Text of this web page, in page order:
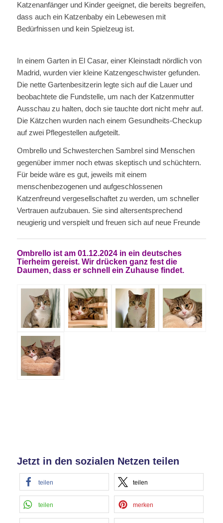
Katzenanfänger und Kinder geeignet, die bereits begreifen,
dass auch ein Katzenbaby ein Lebewesen mit
Bedürfnissen und kein Spielzeug ist.
In einem Garten in El Casar, einer Kleinstadt nördlich von
Madrid, wurden vier kleine Katzengeschwister gefunden.
Die nette Gartenbesitzerin legte sich auf die Lauer und
beobachtete die Fundstelle, um nach der Katzenmutter
Ausschau zu halten, doch sie tauchte dort nicht mehr auf.
Die Kätzchen wurden nach einem Gesundheits-Checkup
auf zwei Pflegestellen aufgeteilt.
Ombrello und Schwesterchen Sambrel sind Menschen
gegenüber immer noch etwas skeptisch und schüchtern.
Für beide wäre es gut, jeweils mit einem
menschenbezogenen und aufgeschlossenen
Katzenfreund vergesellschaftet zu werden, um schneller
Vertrauen aufzubauen. Sie sind altersentsprechend
neugierig und verspielt und freuen sich auf neue Freunde
Ombrello ist am 01.12.2024 in ein deutsches
Tierheim gereist. Wir drücken ganz fest die
Daumen, dass er schnell ein Zuhause findet.
Jetzt in den sozialen Netzen teilen
teilen teilen
teilen merken